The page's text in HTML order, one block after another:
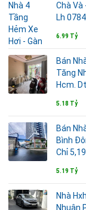
Chà Và
Lh
6.99 Tỷ
Bán
Tăng
Hcm.
5.18 Tỷ
Bán
Bình
Chỉ
5.19 Tỷ
Nhà
Nhuận